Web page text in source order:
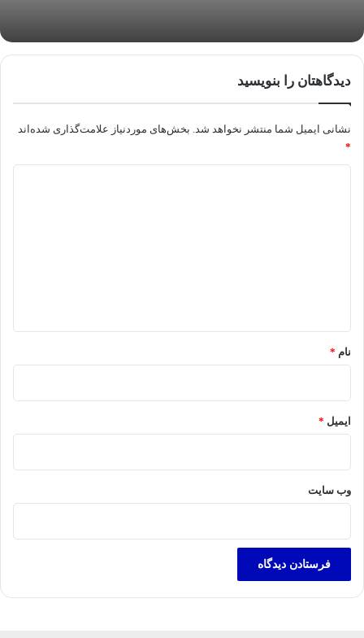
دیدگاهتان را بنویسید
نشانی ایمیل شما منتشر نخواهد شد. بخش‌های موردنیاز علامت‌گذاری شده‌اند
*
نام *
ایمیل *
وب‌ سایت